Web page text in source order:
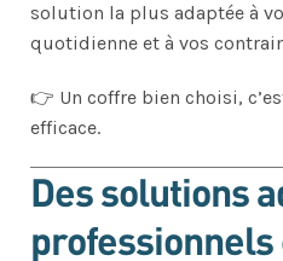
solution la plus adaptée à
quotidienne et à vos
👉 Un coffre bien choisi,
efficace.
Des solutions
professionnels